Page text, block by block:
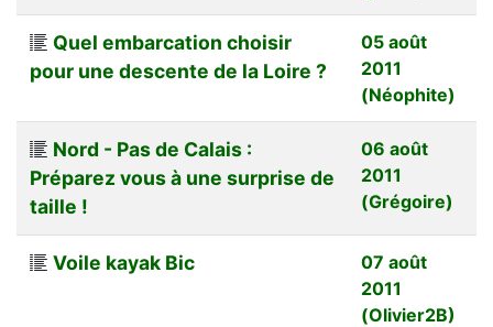
Quel embarcation choisir
pour une descente de la Loire ?
05 août
2011
(Néophite)
Nord - Pas de Calais :
Préparez vous à une surprise de
taille !
06 août
2011
(Grégoire)
Voile kayak Bic
07 août
2011
(Olivier2B)